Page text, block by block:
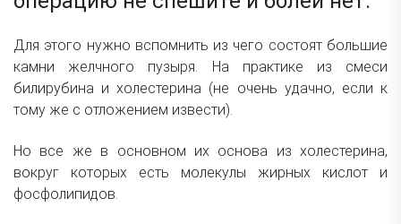
Для этого нужно вспомнить из чего состоят большие
камни желчного пузыря. На практике из смеси
билирубина и холестерина (не очень удачно, если к
тому же с отложением извести).
Но все же в основном их основа из холестерина,
вокруг которых есть молекулы жирных кислот и
фосфолипидов.